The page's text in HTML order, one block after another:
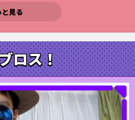
と見る
ロス！